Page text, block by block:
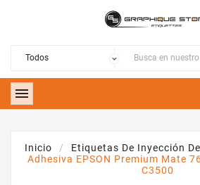

Inicio Etiquetas De Inyección
Adhesiva EPSON Premium Mate
C3500